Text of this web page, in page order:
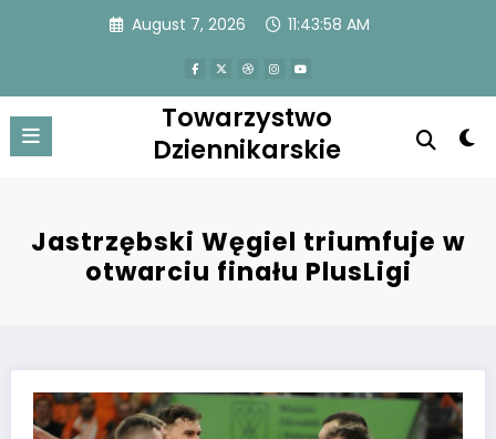
August 7, 2026 11:43:58 AM
Towarzystwo
Dziennikarskie
Jastrzębski Węgiel triumfuje w
otwarciu finału PlusLigi